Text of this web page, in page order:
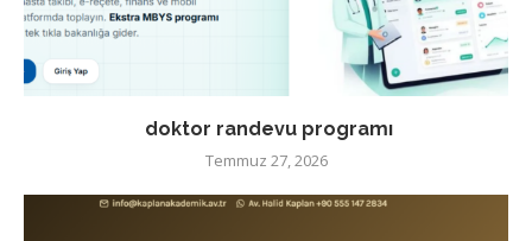
doktor randevu programı
Temmuz 27, 2026